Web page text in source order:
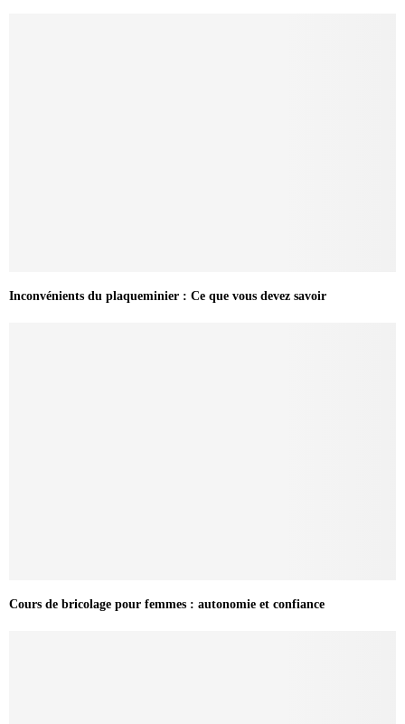
Inconvénients du plaqueminier : Ce que vous devez savoir
Cours de bricolage pour femmes : autonomie et confiance